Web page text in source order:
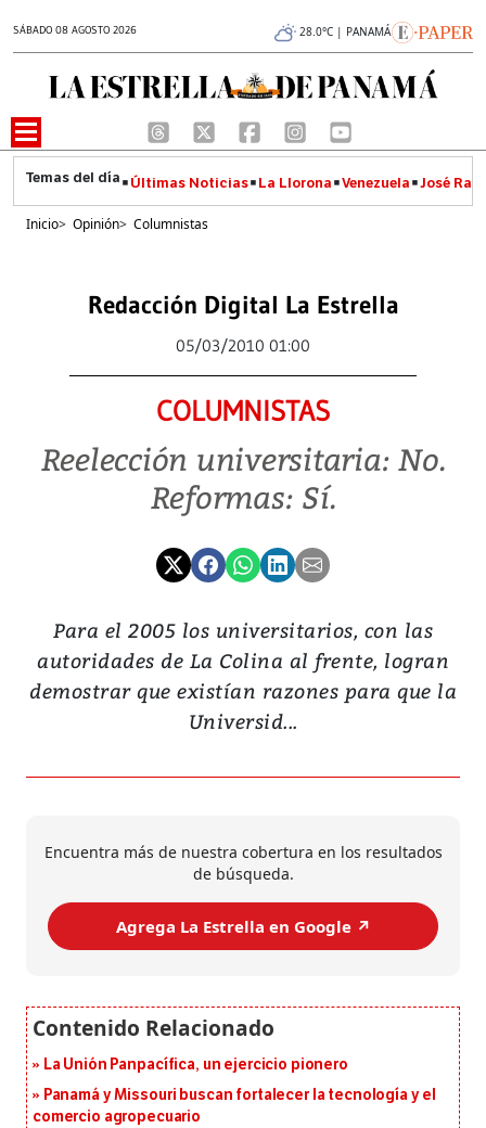
SÁBADO 08 AGOSTO 2026 28.0°C | PANAMÁ
Últimas Noticias La Llorona Venezuela José
Inicio> Opinión> Columnistas
Redacción Digital La Estrella
05/03/2010 01:00
COLUMNISTAS
Reelección universitaria: No.
Reformas: Sí.
Para el 2005 los universitarios, con las
autoridades de La Colina al frente, logran
demostrar que existían razones para que la
Universid...
Encuentra más de nuestra cobertura en los resultados
de búsqueda.
Agrega La Estrella en Google ↗️
La Unión Panpacífica, un ejercicio pionero
Panamá y Missouri buscan fortalecer la tecnología y el
comercio agropecuario